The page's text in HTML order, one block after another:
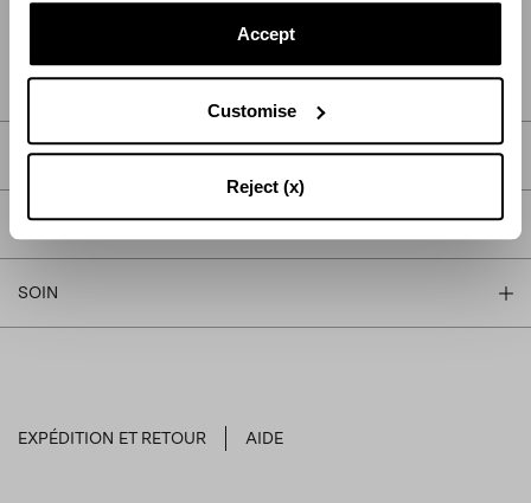
Accept
Customise
Reject (x)
TROUVER DANS LA BOUTIQUE
DESCRIPTION
DÉTAIL
SOIN
EXPÉDITION ET RETOUR AIDE